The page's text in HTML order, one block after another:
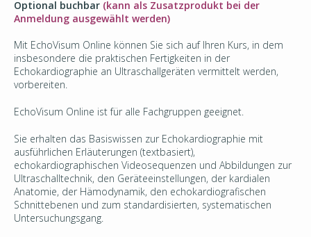
Optional buchbar (kann als Zusatzprodukt bei der
Anmeldung ausgewählt werden)
Mit EchoVisum Online können Sie sich auf Ihren Kurs, in dem
insbesondere die praktischen Fertigkeiten in der
Echokardiographie an Ultraschallgeräten vermittelt werden,
vorbereiten.
EchoVisum Online ist für alle Fachgruppen geeignet.
Sie erhalten das Basiswissen zur Echokardiographie mit
ausführlichen Erläuterungen (textbasiert),
echokardiographischen Videosequenzen und Abbildungen zur
Ultraschalltechnik, den Geräteeinstellungen, der kardialen
Anatomie, der Hämodynamik, den echokardiografischen
Schnittebenen und zum standardisierten, systematischen
Untersuchungsgang.